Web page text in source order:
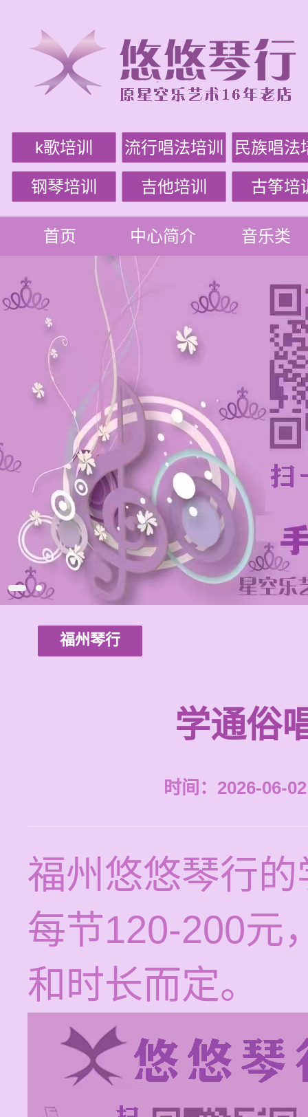
k歌培训 流行唱法培训 民族唱法
钢琴培训 吉他培训 古筝培
首页 中心简介 音乐类
福州琴行
学通俗
时间：2026-06-
福州悠悠琴行
每节120-200元
和时长而定。